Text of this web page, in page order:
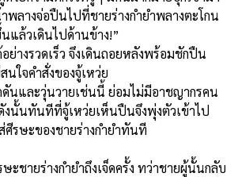
พลางจ่อปืนไปที่ชายร่างกำยำพลางตะโกน
แล้วเดินไปด้านข้าง!”
ย่างรวดเร็ว จึงเดินถอยหลังพร้อมชักปืน
นใจคำสั่งของจู้เหว่ย
นและวุ่นวายเช่นนี้ ย่อมไม่มีอาชญากรคน
งนั้นทันทีที่จู้เหว่ยเห็นปืนจึงพุ่งตัวเข้าไป
รษะของชายร่างกำยำทันที
ะชายร่างกำยำถึงเจ็ดครั้ง ทว่าชายผู้นั้นกลับ